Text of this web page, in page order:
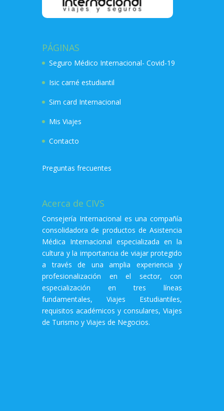
PÁGINAS
Seguro Médico Internacional- Covid-19
Isic carné estudiantil
Sim card Internacional
Mis Viajes
Contacto
Preguntas frecuentes
Acerca de CIVS
Consejería Internacional es una compañía
consolidadora de productos de Asistencia
Médica Internacional especializada en la
cultura y la importancia de viajar protegido
a través de una amplia experiencia y
profesionalización en el sector, con
especialización en tres líneas
fundamentales, Viajes Estudiantiles,
requisitos académicos y consulares, Viajes
de Turismo y Viajes de Negocios.